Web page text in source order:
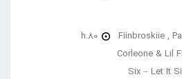
Fiinbroskiie ,
Corleone & Lil
Six – Let It
h.80